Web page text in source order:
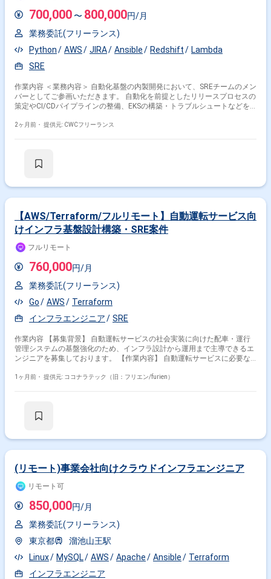
700,000 〜 800,000円/月
業務委託(フリーランス)
Python
AWS JIRA Ansible Redshift
Lambda
SRE
作業内容 ＜業務内容＞ 自動化基盤の内製開発において、SREチームのメン
バーとしてご参画いただきます。 自動化を前提としたリリースプロセスの
策定やCI/CDパイプラインの整備、EKSの構築・トラブルシュートなどを
ジションです。 ＜主な業務内容＞ ・自動化前提のリリースプロセスの策
順自動化（継続的デリバリーのためのレグレッションテスト自動化含む）
Ansible, Terraform, CloudFormation (CFn), JIRA, Confluence ＜参画期間＞
・7月〜 ＜面談回数＞ ・2回を予定 ＜その他＞ ・精算幅：固定 ・PCにつ
いて：貸与PCのみ ・支払いサイト：40日 ・インボイス制度：未登録の場
合、消費税無しでのお支払いになります
2ヶ月前・ 提供元: CWCフリーランス
【AWS/Terraform/フルリモート】自動運転サービス向
けインフラ基盤設計構築・SRE案件
フルリモート
760,000円/月
業務委託(フリーランス)
Go
AWS
Terraform
インフラエンジニア
SRE
作業内容 【募集背景】 自動運転サービスの社会実装に向けた配車・運行
管理システムの基盤強化のため、インフラ設計から運用まで主導できるエ
ンジニアを募集しております。 【作業内容】 自動運転サービスに必要な
を担当していただきます。 サービス立ち上げの初期フェーズから参画し、
およびサービス提供基盤のアーキテクト設計や基本設計、DevOps環境の
が望ましいです。 【ポジションの魅力】 サービスとして安全かつ継続的
に運用するための基盤づくりに深く関わることができます。 スモールスタ
ートから5年スパンでの大規模展開を見据えたプロジェクトであり、立ち
援や地域交通の維持、ドライバー不足などの社会課題の解決に直結する社
会インフラ領域に挑戦できる点も大きな魅力です。 【開発環境】 クラウ
ド：AWS または GCP 基盤：EKS + マネージドサービス 言語：Go / React
1ヶ月前・ 提供元: ココナラテック（旧：フリエン/furien）
(リモート)事業会社向けクラウドインフラエンジニア
リモート可
850,000円/月
業務委託(フリーランス)
東京都
溜池山王駅
Linux
MySQL AWS Apache Ansible
Terraform
インフラエンジニア